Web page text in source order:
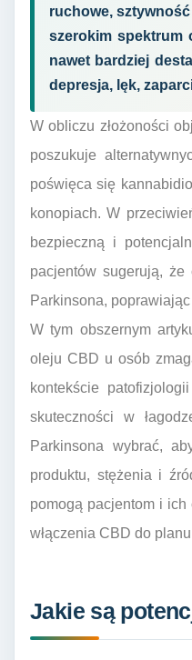
ruchowe,
szerokim spektrum
nawet bardziej
depresja, lęk,
W obliczu złożoności
poszukuje
poświęca się
konopiach. W
bezpieczną i
pacjentów sugerują,
Parkinsona,
W tym obszernym
oleju CBD u osób
kontekście
skuteczności w
Parkinsona wybrać,
produktu, stężenia i
pomogą pacjentom i
włączenia CBD do
Jakie są